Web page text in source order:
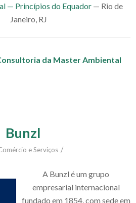
— Princípios do Equador— Rio de
Janeiro, RJ
da Master Ambiental
Bunzl
e Serviços /
A Bunzl é um grupo
empresarial internacional
fundado em 1854, com sede em